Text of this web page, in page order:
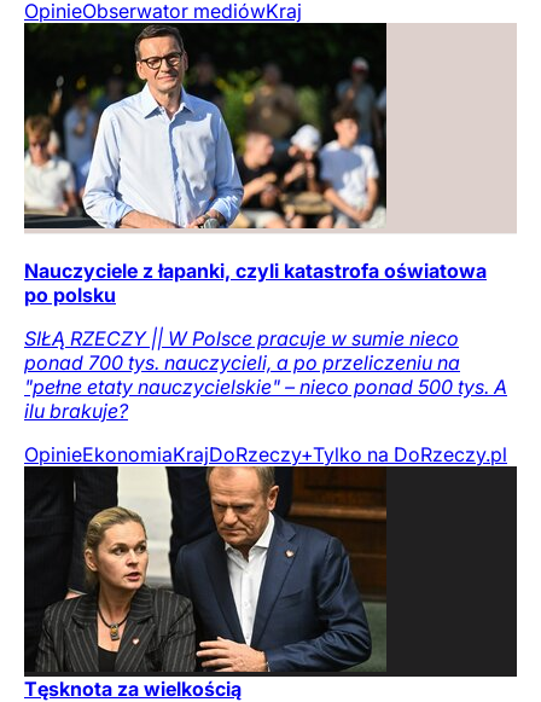
OpinieObserwator mediówKraj
Nauczyciele z łapanki, czyli katastrofa oświatowa
po polsku
SIŁĄ RZECZY || W Polsce pracuje w sumie nieco
ponad 700 tys. nauczycieli, a po przeliczeniu na
"pełne etaty nauczycielskie" – nieco ponad 500 tys. A
ilu brakuje?
OpinieEkonomiaKrajDoRzeczy+Tylko na DoRzeczy.pl
Tęsknota za wielkością